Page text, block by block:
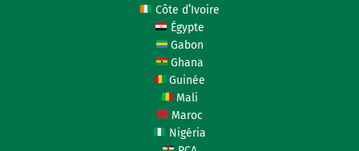
Côte d’Ivoire
Égypte
Gabon
Ghana
Guinée
Mali
Maroc
Nigéria